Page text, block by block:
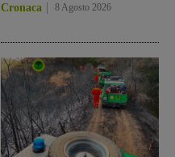
Cronaca 8 Agosto 2026